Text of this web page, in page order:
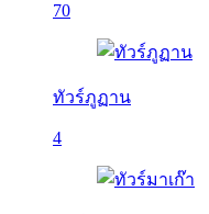
70
ทัวร์ภูฏาน
4